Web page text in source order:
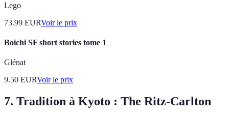
Lego
73.99 EURVoir le prix
Boichi SF short stories tome 1
Glénat
9.50 EURVoir le prix
7. Tradition à Kyoto : The Ritz-Carlton